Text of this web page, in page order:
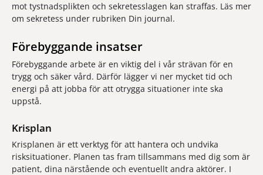
mot tystnadsplikten och sekretesslagen kan straffas. Läs mer
om sekretess under rubriken Din journal.
Förebyggande insatser
Förebyggande arbete är en viktig del i vår strävan för en
trygg och säker vård. Därför lägger vi ner mycket tid och
energi på att jobba för att otrygga situationer inte ska
uppstå.
Krisplan
Krisplanen är ett verktyg för att hantera och undvika
risksituationer. Planen tas fram tillsammans med dig som är
patient, dina närstående och eventuellt andra aktörer. I